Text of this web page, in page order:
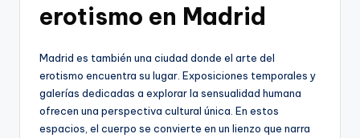
erotismo en Madrid
Madrid es también una ciudad donde el arte del
erotismo encuentra su lugar. Exposiciones temporales y
galerías dedicadas a explorar la sensualidad humana
ofrecen una perspectiva cultural única. En estos
espacios, el cuerpo se convierte en un lienzo que narra